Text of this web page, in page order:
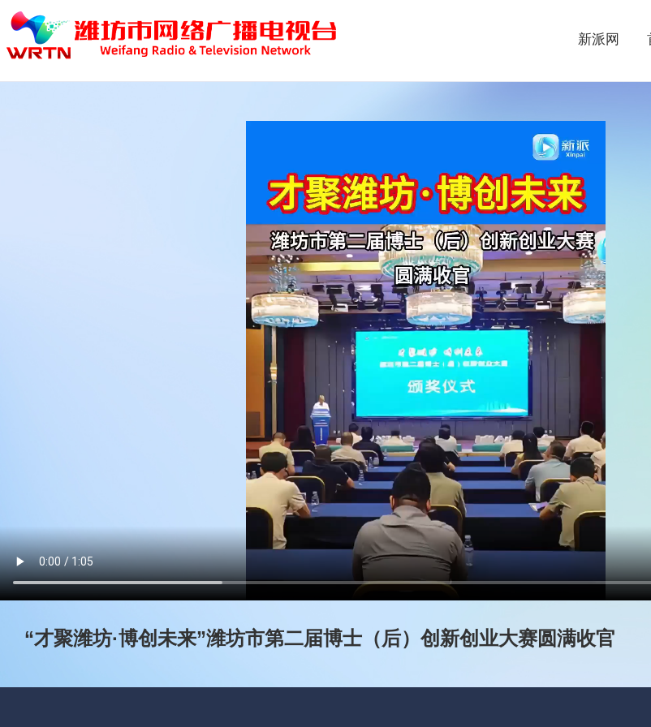
新派网
“才聚潍坊·博创未来”潍坊市第二届博士（后）创新创业大赛圆满收官